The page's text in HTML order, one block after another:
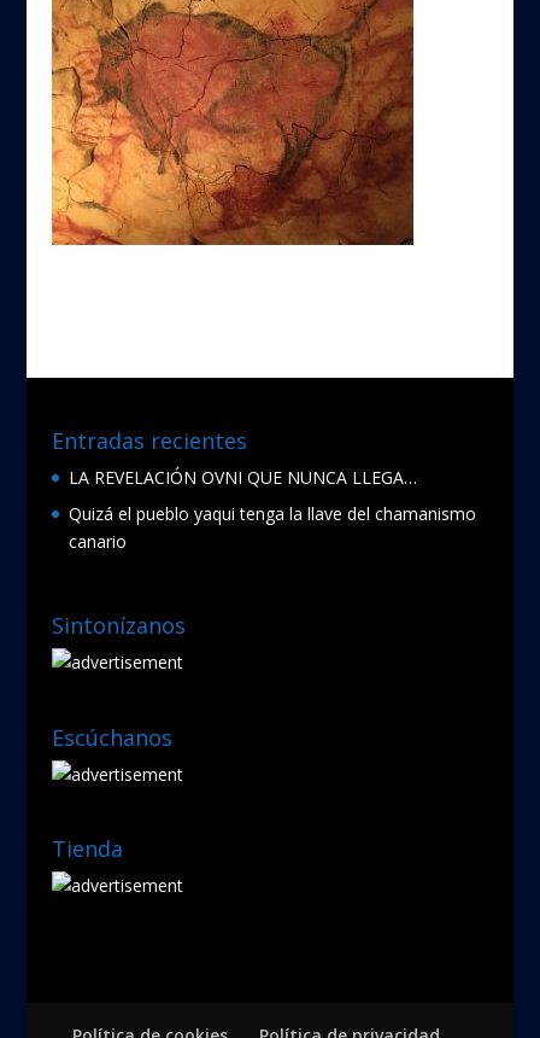
Entradas recientes
LA REVELACIÓN OVNI QUE NUNCA LLEGA…
Quizá el pueblo yaqui tenga la llave del chamanismo
canario
Sintonízanos
Escúchanos
Tienda